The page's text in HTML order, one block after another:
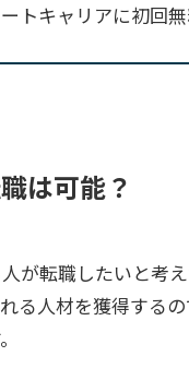
トキャリアに初回
は可能？
が転職したいと考
る人材を獲得する